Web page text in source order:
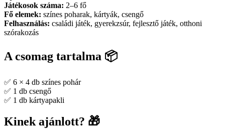
Játékosok száma: 2–6 fő
Fő elemek: színes poharak, kártyák, csengő
Felhasználás: családi játék, gyerekzsúr, fejlesztő játék, otthoni
szórakozás
A csomag tartalma 📦
✅ 6 × 4 db színes pohár
✅ 1 db csengő
✅ 1 db kártyapakli
Kinek ajánlott? 🎁